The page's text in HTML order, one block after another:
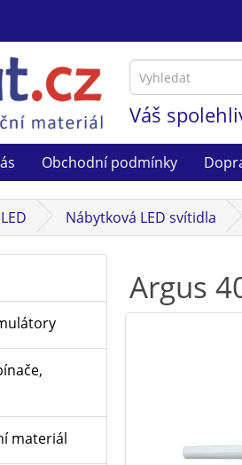
Váš
Obchodní podmínky
Nábytková LED svítidla
materiál
Argus